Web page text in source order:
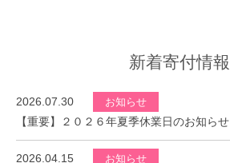
新着寄付情報
2026.07.30 お知らせ
【重要】２０２６年夏季休業日のお知らせ
2026.04.15 お知らせ